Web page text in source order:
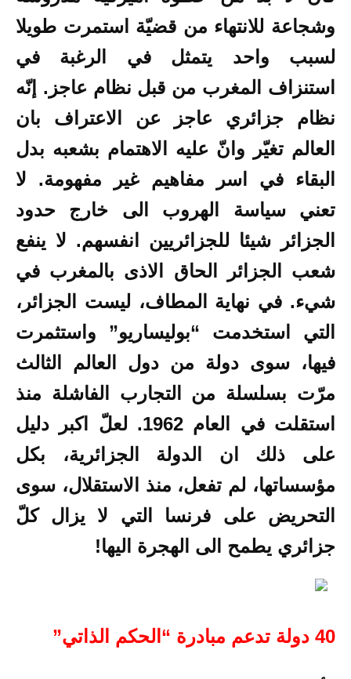
وشجاعة للانتهاء من قضيّة استمرت طويلا
لسبب واحد يتمثل في الرغبة في
استنزاف المغرب من قبل نظام عاجز. إنّه
نظام جزائري عاجز عن الاعتراف بان
العالم تغيّر وانّ عليه الاهتمام بشعبه بدل
البقاء في اسر مفاهيم غير مفهومة. لا
تعني سياسة الهروب الى خارج حدود
الجزائر شيئا للجزائريين انفسهم. لا ينفع
شعب الجزائر الحاق الاذى بالمغرب في
شيء. في نهاية المطاف، ليست الجزائر،
التي استخدمت “بوليساريو” واستثمرت
فيها، سوى دولة من دول العالم الثالث
مرّت بسلسلة من التجارب الفاشلة منذ
استقلت في العام 1962. لعلّ اكبر دليل
على ذلك ان الدولة الجزائرية، بكل
مؤسساتها، لم تفعل، منذ الاستقلال، سوى
التحريض على فرنسا التي لا يزال كلّ
جزائري يطمح الى الهجرة اليها!
40 دولة تدعم مبادرة “الحكم الذاتي”